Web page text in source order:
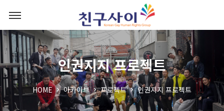
인권지지 프로젝트
HOME 아카이브 프로젝트 인권지지 프로젝트